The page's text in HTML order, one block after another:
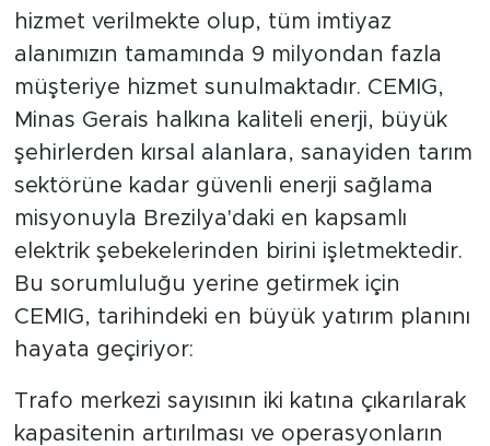
hizmet verilmekte olup, tüm imtiyaz
alanımızın tamamında 9 milyondan fazla
müşteriye hizmet sunulmaktadır. CEMIG,
Minas Gerais halkına kaliteli enerji, büyük
şehirlerden kırsal alanlara, sanayiden tarım
sektörüne kadar güvenli enerji sağlama
misyonuyla Brezilya'daki en kapsamlı
elektrik şebekelerinden birini işletmektedir.
Bu sorumluluğu yerine getirmek için
CEMIG, tarihindeki en büyük yatırım planını
hayata geçiriyor:
Trafo merkezi sayısının iki katına çıkarılarak
kapasitenin artırılması ve operasyonların